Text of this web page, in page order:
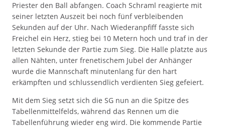
Priester den Ball abfangen. Coach Schraml reagierte mit
seiner letzten Auszeit bei noch fünf verbleibenden
Sekunden auf der Uhr. Nach Wiederanpfiff fasste sich
Freichel ein Herz, stieg bei 10 Metern hoch und traf in der
letzten Sekunde der Partie zum Sieg. Die Halle platzte aus
allen Nähten, unter frenetischem Jubel der Anhänger
wurde die Mannschaft minutenlang für den hart
erkämpften und schlussendlich verdienten Sieg gefeiert.
Mit dem Sieg setzt sich die SG nun an die Spitze des
Tabellenmittelfelds, während das Rennen um die
Tabellenführung wieder eng wird. Die kommende Partie